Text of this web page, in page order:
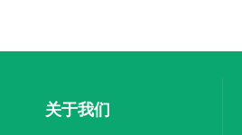
关于我们